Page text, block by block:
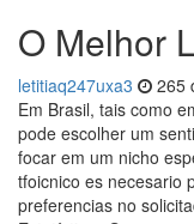
O Melhor
letitiaq247uxa3 265
Em Brasil, tais como
pode escolher um
focar em um nicho
tfoicnico es necesario
preferencias no